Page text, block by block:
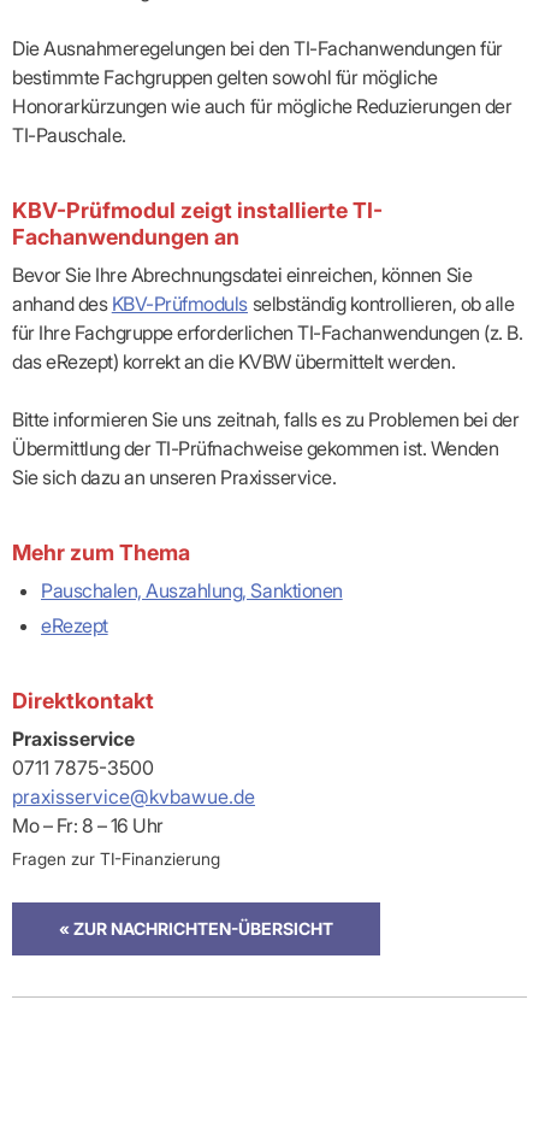
Die Ausnahmeregelungen bei den TI-Fachanwendun­gen für
bestimmte Fachgruppen gelten sowohl für mögliche
Honorarkürzungen wie auch für mögliche Reduzierungen der
TI-Pauschale.
KBV-Prüfmodul zeigt installierte TI-
Fachanwendungen an
Bevor Sie Ihre Abrechnungsdatei einreichen, können Sie
anhand des KBV-Prüfmoduls selbständig kontrollieren, ob alle
für Ihre Fachgruppe erforderlichen TI-Fachanwendun­gen (z. B.
das eRezept) korrekt an die KVBW übermittelt werden.
Bitte informieren Sie uns zeitnah, falls es zu Problemen bei der
Übermittlung der TI-Prüfnachweise gekommen ist. Wenden
Sie sich dazu an unseren Praxisservice.
Mehr zum Thema
Pauschalen, Auszahlung, Sanktionen
eRezept
Direktkontakt
Praxisservice
0711 7875-3500
praxisservice@kvbawue.de
Mo – Fr: 8 – 16 Uhr
Fragen zur TI-Finanzierung
« ZUR NACHRICHTEN-ÜBERSICHT